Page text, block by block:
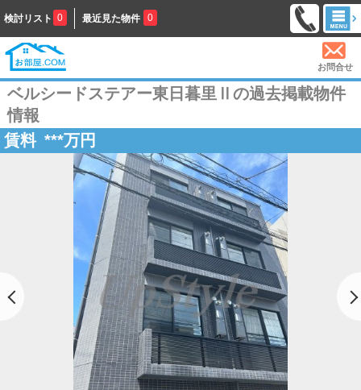
検討リスト 0 最近見た物件 0
お問合せ
ベルシードステアー東日暮里Ⅱの過去掲載物件
情報
賃料 ***万円